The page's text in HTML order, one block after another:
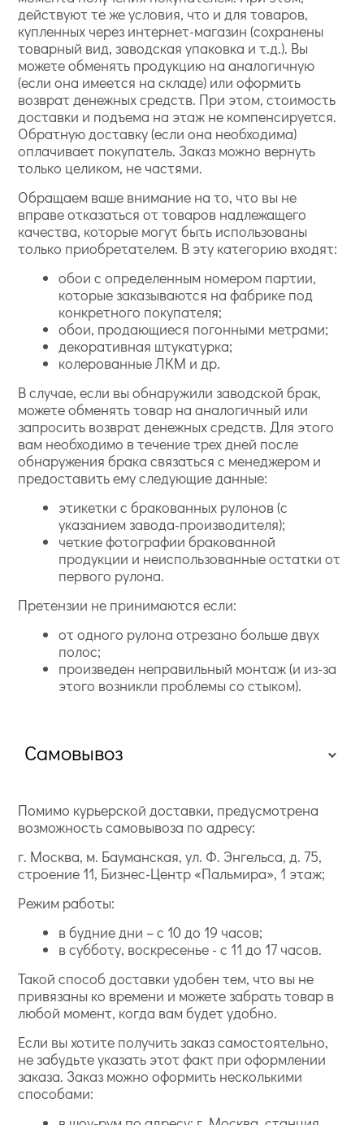
действуют те же условия, что и для товаров,
купленных через интернет-магазин (сохранены
товарный вид, заводская упаковка и т.д.). Вы
можете обменять продукцию на аналогичную
(если она имеется на складе) или оформить
возврат денежных средств. При этом, стоимость
доставки и подъема на этаж не компенсируется.
Обратную доставку (если она необходима)
оплачивает покупатель. Заказ можно вернуть
только целиком, не частями.
Обращаем ваше внимание на то, что вы не
вправе отказаться от товаров надлежащего
качества, которые могут быть использованы
только приобретателем. В эту категорию входят:
обои с определенным номером партии,
которые заказываются на фабрике под
конкретного покупателя;
обои, продающиеся погонными метрами;
декоративная штукатурка;
колерованные ЛКМ и др.
В случае, если вы обнаружили заводской брак,
можете обменять товар на аналогичный или
запросить возврат денежных средств. Для этого
вам необходимо в течение трех дней после
обнаружения брака связаться с менеджером и
предоставить ему следующие данные:
этикетки с бракованных рулонов (с
указанием завода-производителя);
четкие фотографии бракованной
продукции и неиспользованные остатки от
первого рулона.
Претензии не принимаются если:
от одного рулона отрезано больше двух
полос;
произведен неправильный монтаж (и из-за
этого возникли проблемы со стыком).
Самовывоз
Помимо курьерской доставки, предусмотрена
возможность самовывоза по адресу:
г. Москва, м. Бауманская, ул. Ф. Энгельса, д. 75,
строение 11, Бизнес-Центр «Пальмира», 1 этаж;
Режим работы:
в будние дни – с 10 до 19 часов;
в субботу, воскресенье - с 11 до 17 часов.
Такой способ доставки удобен тем, что вы не
привязаны ко времени и можете забрать товар в
любой момент, когда вам будет удобно.
Если вы хотите получить заказ самостоятельно,
не забудьте указать этот факт при оформлении
заказа. Заказ можно оформить несколькими
способами: